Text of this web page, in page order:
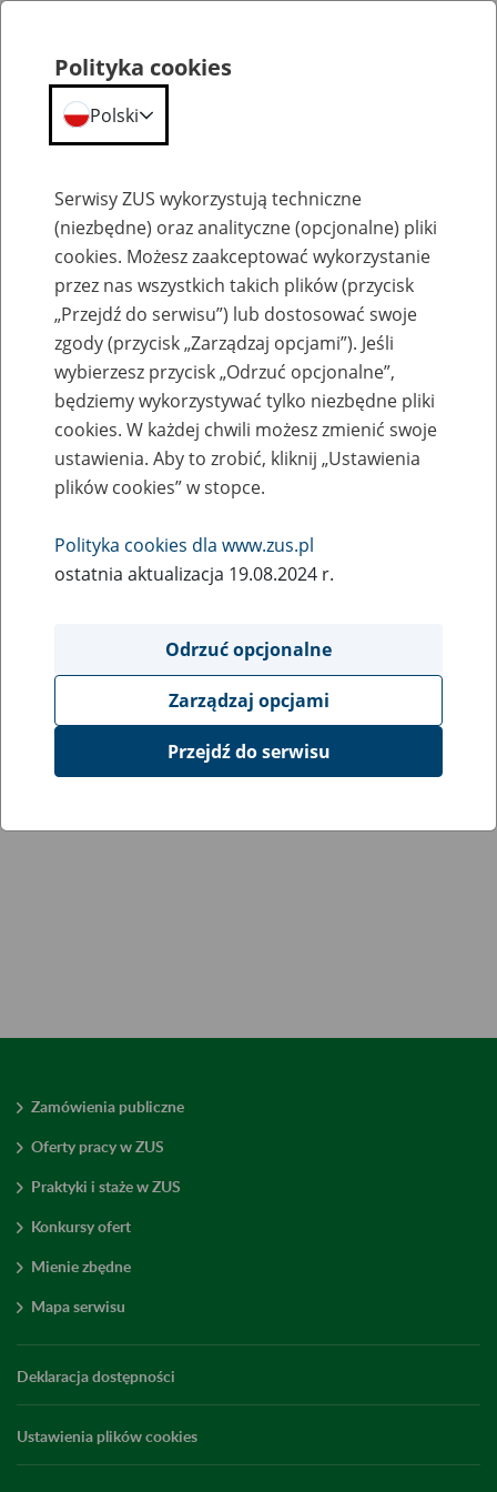
Przepraszamy,
podana strona nie została znaleziona.
Błąd 404
Przejdź do strony głównej
Zamówienia publiczne
Oferty pracy w ZUS
Praktyki i staże w ZUS
Konkursy ofert
Mienie zbędne
Mapa serwisu
Deklaracja dostępności
Ustawienia plików cookies
Polityka cookies
Polski
Serwisy ZUS wykorzystują techniczne
(niezbędne) oraz analityczne (opcjonalne) pliki
cookies. Możesz zaakceptować wykorzystanie
przez nas wszystkich takich plików (przycisk
„Przejdź do serwisu”) lub dostosować swoje
zgody (przycisk „Zarządzaj opcjami”). Jeśli
wybierzesz przycisk „Odrzuć opcjonalne”,
będziemy wykorzystywać tylko niezbędne pliki
cookies. W każdej chwili możesz zmienić swoje
ustawienia. Aby to zrobić, kliknij „Ustawienia
plików cookies” w stopce.
Polityka cookies dla www.zus.pl
ostatnia aktualizacja 19.08.2024 r.
Odrzuć opcjonalne
Zarządzaj opcjami
Przejdź do serwisu